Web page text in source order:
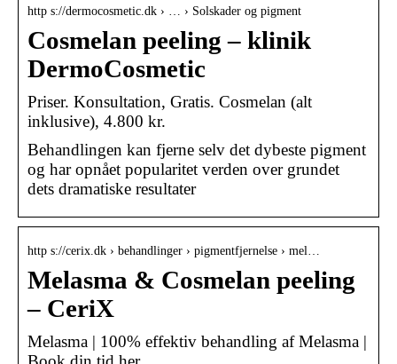
http s://dermocosmetic.dk › … › Solskader og pigment
Cosmelan peeling – klinik
DermoCosmetic
Priser. Konsultation, Gratis. Cosmelan (alt
inklusive), 4.800 kr.
Behandlingen kan fjerne selv det dybeste pigment
og har opnået popularitet verden over grundet
dets dramatiske resultater
http s://cerix.dk › behandlinger › pigmentfjernelse › mel…
Melasma & Cosmelan peeling
– CeriX
Melasma | 100% effektiv behandling af Melasma |